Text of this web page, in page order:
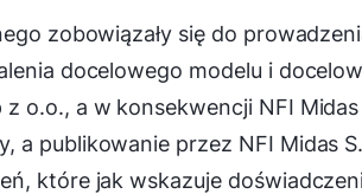
zobowiązały się do
docelowego modelu i
o.o., a w konsekwencji NFI
a publikowanie przez NFI Midas
które jak wskazuje